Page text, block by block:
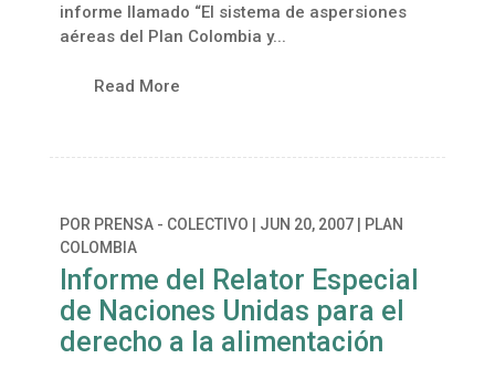
informe llamado “El sistema de aspersiones
aéreas del Plan Colombia y...
Read More
POR PRENSA - COLECTIVO JUN 20, 2007|
PLAN
COLOMBIA
Informe del Relator Especial
de Naciones Unidas para el
derecho a la alimentación